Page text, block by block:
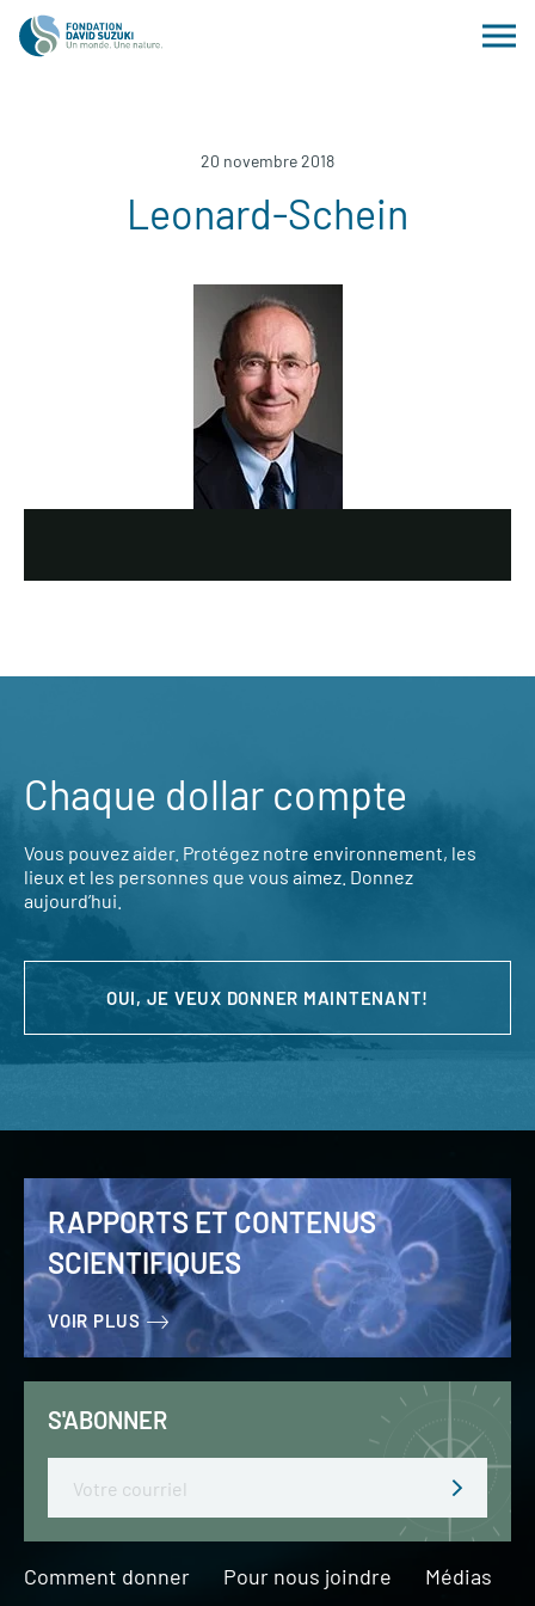
20 novembre 2018
Leonard-Schein
Chaque dollar compte
Vous pouvez aider. Protégez notre environnement, les
lieux et les personnes que vous aimez. Donnez
aujourd’hui.
OUI, JE VEUX DONNER MAINTENANT!
RAPPORTS ET CONTENUS
SCIENTIFIQUES
VOIR PLUS
S'ABONNER
Comment donner Pour nous joindre
Médias